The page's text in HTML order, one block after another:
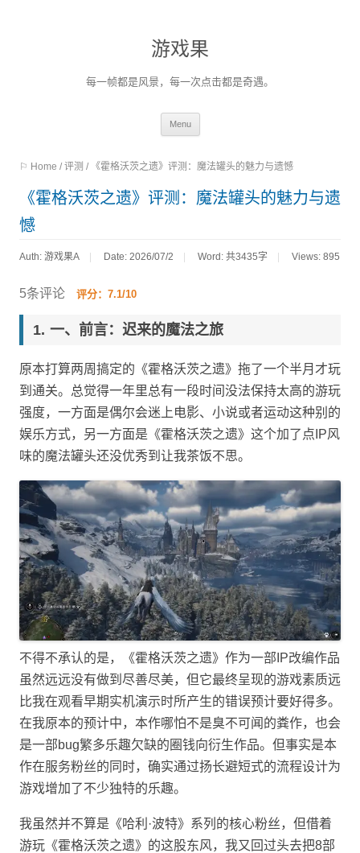
游戏果
每一帧都是风景，每一次点击都是奇遇。
Menu
content
⚐ Home / 评测 / 《霍格沃茨之遗》评测：魔法罐头的魅力与遗憾
《霍格沃茨之遗》评测：魔法罐头的魅力与遗
憾
Auth: 游戏果A Date: 2026/07/2 Word: 共3435字 Views: 895
5条评论 评分：7.1/10
一、前言：迟来的魔法之旅
原本打算两周搞定的《霍格沃茨之遗》拖了一个半月才玩
到通关。总觉得一年里总有一段时间没法保持太高的游玩
强度，一方面是偶尔会迷上电影、小说或者运动这种别的
娱乐方式，另一方面是《霍格沃茨之遗》这个加了点IP风
味的魔法罐头还没优秀到让我茶饭不思。
不得不承认的是，《霍格沃茨之遗》作为一部IP改编作品
虽然远远没有做到尽善尽美，但它最终呈现的游戏素质远
比我在观看早期实机演示时所产生的错误预计要好得多。
在我原本的预计中，本作哪怕不是臭不可闻的粪作，也会
是一部bug繁多乐趣欠缺的圈钱向衍生作品。但事实是本
作在服务粉丝的同时，确实通过扬长避短式的流程设计为
游戏增加了不少独特的乐趣。
我虽然并不算是《哈利·波特》系列的核心粉丝，但借着
游玩《霍格沃茨之遗》的这股东风，我又回过头去把8部